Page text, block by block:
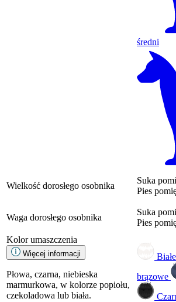
średni
Wielkość dorosłego osobnika
Suka
Pies
Waga dorosłego osobnika
Suka
Pies
Kolor umaszczenia
Więcej informacji
Płowa, czarna, niebieska
marmurkowa, w kolorze popiołu,
czekoladowa lub biała.
Białe
brązowe